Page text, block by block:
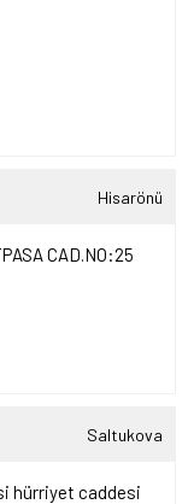
Hisarönü
CAD.NO:25
Saltukova
hürriyet caddesi